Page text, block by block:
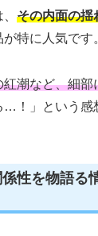
その内面の揺
特に人気です
潮など、細部
…！」という感
性を物語る